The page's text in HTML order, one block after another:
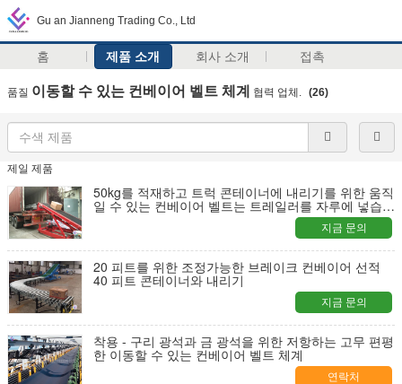
Gu an Jianneng Trading Co., Ltd
홈 제품 소개 회사 소개 접촉
품질 이동할 수 있는 컨베이어 벨트 체계 협력 업체. (26)
제일 제품
50kg를 적재하고 트럭 콘테이너에 내리기를 위한 움직
일 수 있는 컨베이어 벨트는 트레일러를 자루에 넣습니
지금 문의
20 피트를 위한 조정가능한 브레이크 컨베이어 선적
40 피트 콘테이너와 내리기
지금 문의
착용 - 구리 광석과 금 광석을 위한 저항하는 고무 편평
한 이동할 수 있는 컨베이어 벨트 체계
연락처